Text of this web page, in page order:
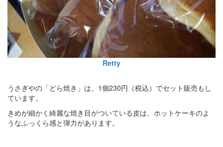
Retty
うさぎやの「どら焼き」は、1個230円（税込）でセット販売もし
ています。
きめが細かく綺麗な焼き目がついている皮は、ホットケーキのよ
うなふっくら感と弾力があります。